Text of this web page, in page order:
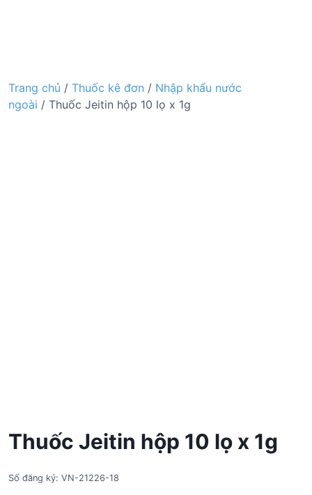
Trang chủ / Thuốc kê đơn / Nhập khẩu nước
ngoài / Thuốc Jeitin hộp 10 lọ x 1g
Thuốc Jeitin hộp 10 lọ x 1g
Số đăng ký: VN-21226-18